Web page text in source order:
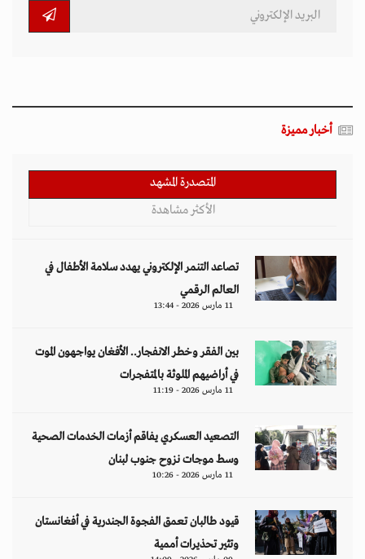
أخبار مميزة
المتصدرة المشهد
الأكثر مشاهدة
تصاعد التنمر الإلكتروني يهدد سلامة الأطفال في
العالم الرقمي
11 مارس 2026 - 13:44
بين الفقر وخطر الانفجار.. الأفغان يواجهون الموت
في أراضيهم الملوثة بالمتفجرات
11 مارس 2026 - 11:19
التصعيد العسكري يفاقم أزمات الخدمات الصحية
وسط موجات نزوح جنوب لبنان
11 مارس 2026 - 10:26
قيود طالبان تعمق الفجوة الجندرية في أفغانستان
وتثير تحذيرات أممية